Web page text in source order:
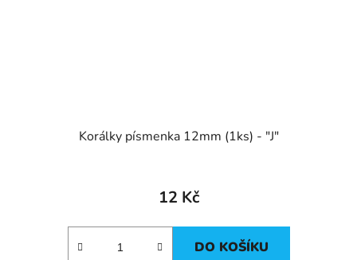
Korálky písmenka 12mm (1ks) - "J"
12 Kč
DO KOŠÍKU